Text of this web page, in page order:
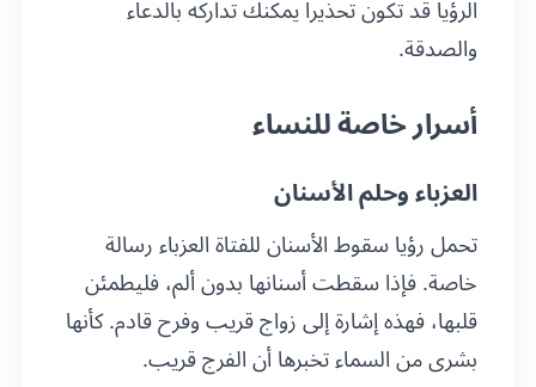
الرؤيا قد تكون تحذيراً يمكنك تداركه بالدعاء
والصدقة.
أسرار خاصة للنساء
العزباء وحلم الأسنان
تحمل رؤيا سقوط الأسنان للفتاة العزباء رسالة
خاصة. فإذا سقطت أسنانها بدون ألم، فليطمئن
قلبها، فهذه إشارة إلى زواج قريب وفرح قادم. كأنها
بشرى من السماء تخبرها أن الفرج قريب.